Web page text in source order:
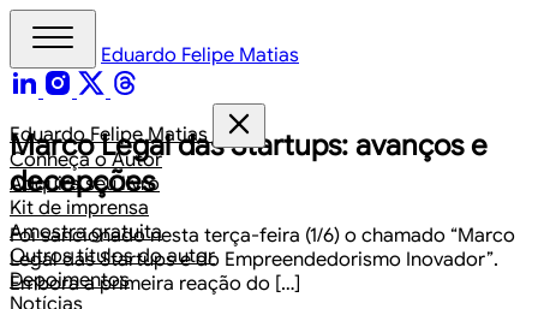
Eduardo Felipe Matias
Eduardo Felipe Matias
Conheça o Autor
Adquira seu livro
Kit de imprensa
Amostra gratuita
Outros títulos do autor
Depoimentos
Notícias
Marco Legal das Startups: avanços e
decepções
Foi sancionado nesta terça-feira (1/6) o chamado “Marco
Legal das Startups e do Empreendedorismo Inovador”.
Embora a primeira reação do […]